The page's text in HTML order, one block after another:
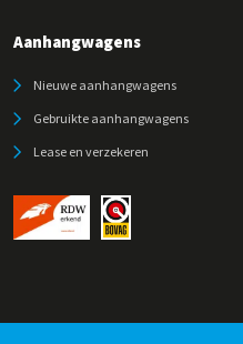
Aanhangwagens
Nieuwe aanhangwagens
Gebruikte aanhangwagens
Lease en verzekeren